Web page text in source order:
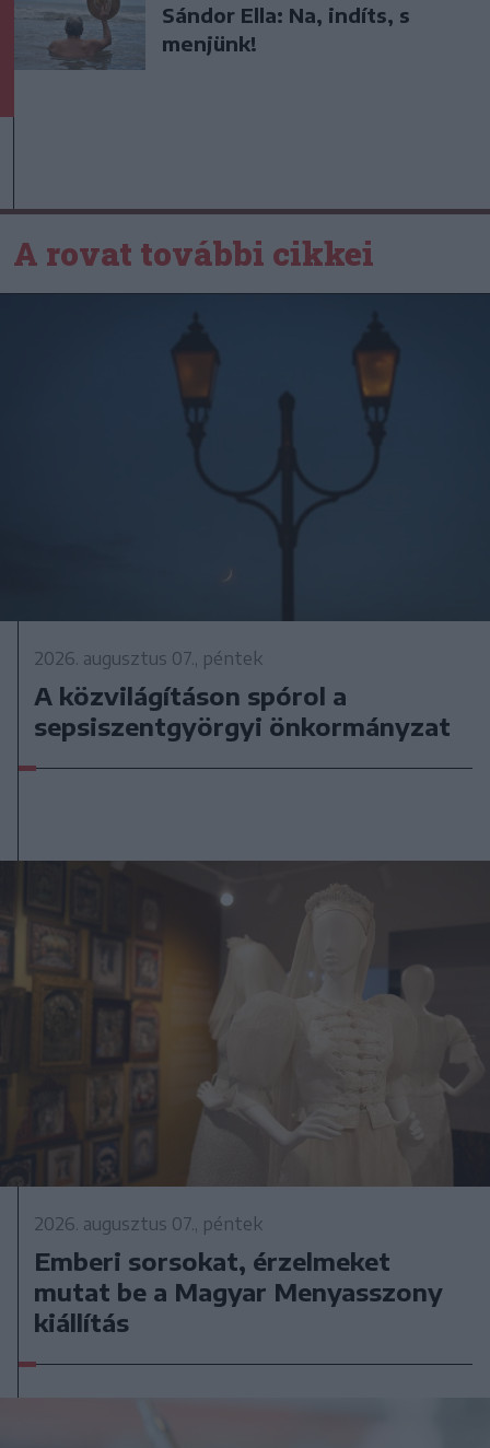
Sándor Ella: Na, indíts, s
menjünk!
A rovat további cikkei
2026. augusztus 07., péntek
A közvilágításon spórol a
sepsiszentgyörgyi önkormányzat
2026. augusztus 07., péntek
Emberi sorsokat, érzelmeket
mutat be a Magyar Menyasszony
kiállítás